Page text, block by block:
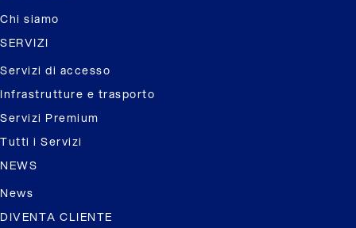
Chi siamo
SERVIZI
Servizi di accesso
Infrastrutture e trasporto
Servizi Premium
Tutti i Servizi
NEWS
News
DIVENTA CLIENTE